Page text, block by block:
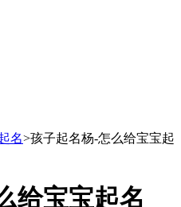
名>孩子起名杨-怎么给宝宝起
给宝宝起名